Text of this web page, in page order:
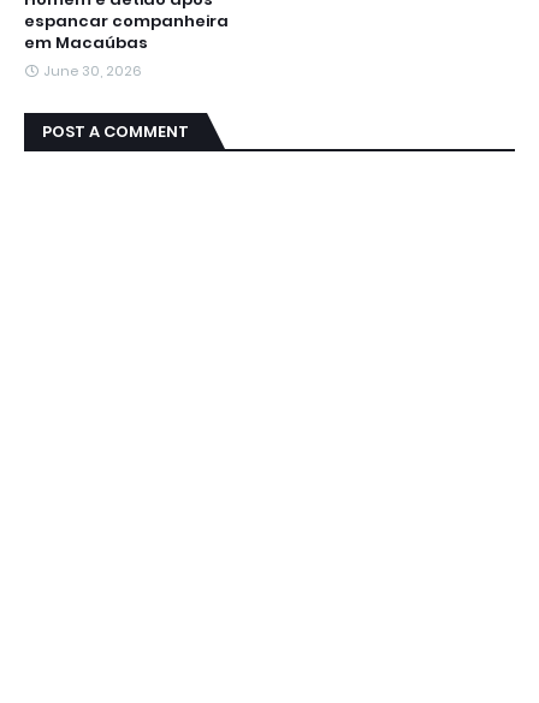
espancar companheira
em Macaúbas
June 30, 2026
POST A COMMENT